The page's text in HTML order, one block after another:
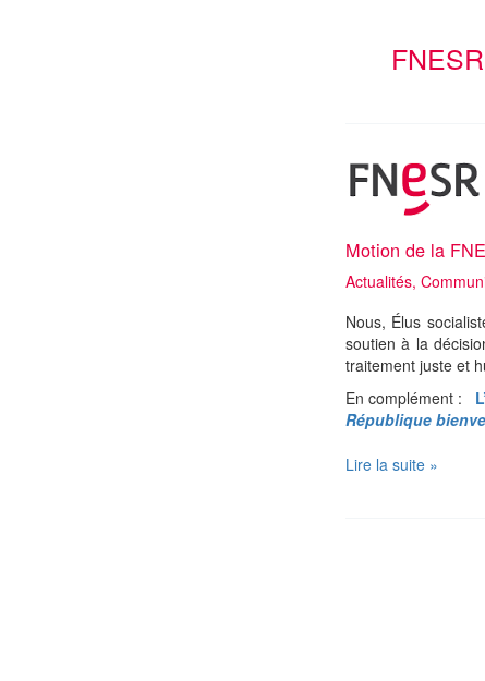
FNESR
Motion de la
Actualités,
Nous, Élus
soutien à la
traitement juste et
En complément :
République
Motion
Lire la suite »